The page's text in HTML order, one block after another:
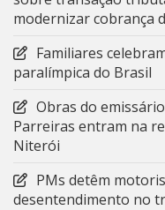
modernizar cobrança
Familiares
paralímpica do Brasil
Obras do
Parreiras entram na
Niterói
PMs detêm
desentendimento no